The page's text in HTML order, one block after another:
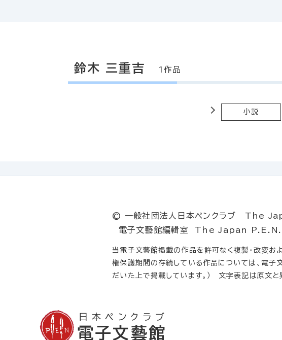
鈴木 三重吉 1作品
小説
© 一般社団法人日本ペンクラブ The
電子文藝館編輯室 The Japan
当電子文藝館掲載の作品を許可なく複製・改変お
権保護期間の存続している作品については、電子
だいた上で掲載しています。） 文字表記は原文と
日本ペンクラブ
電子文藝館